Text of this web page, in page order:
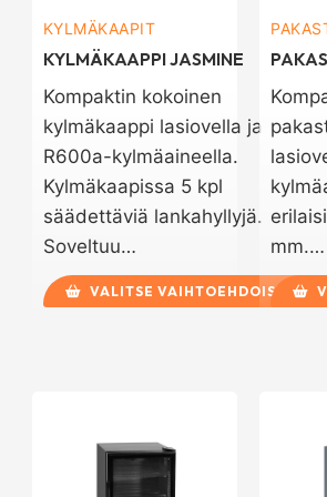
KYLMÄKAAPIT
KYLMÄKAAPPI JASMINE
Kompaktin kokoinen
kylmäkaappi lasiovella ja
R600a-kylmäaineella.
Kylmäkaapissa 5 kpl
säädettäviä lankahyllyjä.
Soveltuu…
VALITSE VAIHTOEHDOISTA
mm.…